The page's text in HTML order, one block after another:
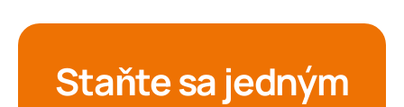
Staňte sa jedným